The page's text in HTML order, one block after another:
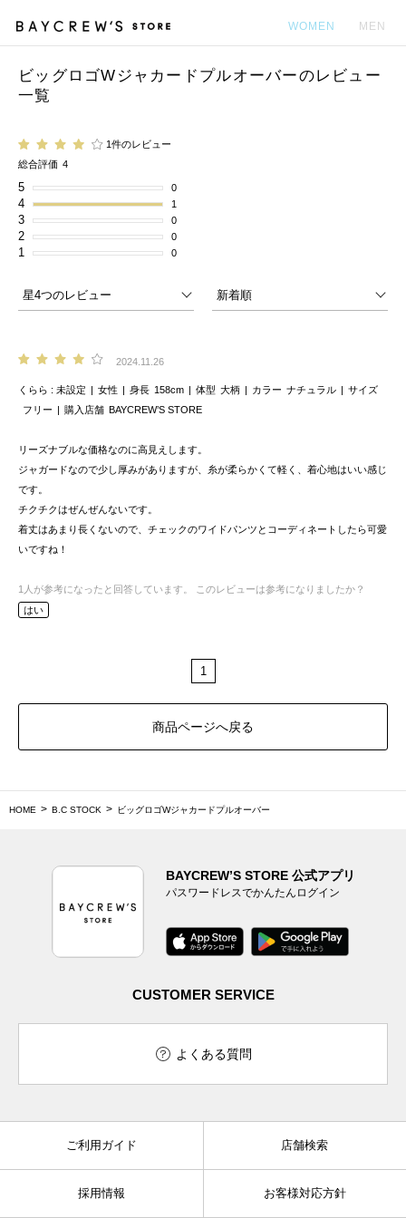
WOMEN MEN
ビッグロゴWジャカードプルオーバーのレビュー
一覧
1件のレビュー
総合評価 4
5 0
4 1
3 0
2 0
1 0
2024.11.26
くらら 未設定 女性 身長 158cm 体型 大柄 カラー ナチュラル
サイズ
フリー
購入店舗 BAYCREW’S STORE
リーズナブルな価格なのに高見えします。
ジャガードなので少し厚みがありますが、糸が柔らかくて軽く、着心地はいい感じ
です。
チクチクはぜんぜんないです。
着丈はあまり長くないので、チェックのワイドパンツとコーディネートしたら可愛
いですね！
1 人が参考になったと回答しています。
このレビューは参考になりましたか？
はい
1
商品ページへ戻る
HOME B.C STOCK ビッグロゴWジャカードプルオーバー
BAYCREW’S STORE 公式アプリ
パスワードレスでかんたんログイン
CUSTOMER SERVICE
よくある質問
ご利用ガイド 店舗検索
採用情報 お客様対応方針